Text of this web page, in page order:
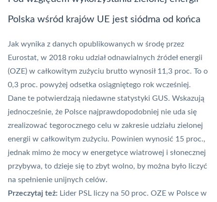
Polska wśród krajów UE jest siódma od końca
Jak wynika z danych opublikowanych w środę przez
Eurostat, w 2018 roku udział odnawialnych źródeł energii
(OZE) w całkowitym zużyciu brutto wynosił 11,3 proc. To o
0,3 proc. powyżej odsetka osiągniętego rok wcześniej.
Dane te potwierdzają niedawne statystyki GUS. Wskazują
jednocześnie, że Polsce najprawdopodobniej nie uda się
zrealizować tegorocznego celu w zakresie udziału zielonej
energii w całkowitym zużyciu. Powinien wynosić 15 proc.,
jednak mimo że mocy w energetyce wiatrowej i słonecznej
przybywa, to dzieje się to zbyt wolno, by można było liczyć
na spełnienie unijnych celów.
Przeczytaj też: Lider PSL liczy na 50 proc. OZE w Polsce w